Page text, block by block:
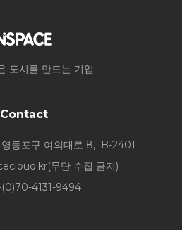
도시를 만드는 기업
Contact
영등포구 여의대로 8, B-2401
(무단 수집 금지)
4131-9494